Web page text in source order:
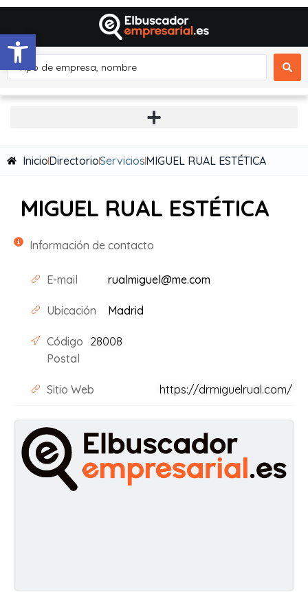
Abrir barra de herramientas
InicioDirectorioServiciosMIGUEL RUAL ESTÉTICA
MIGUEL RUAL ESTÉTICA
Información de contacto
E-mail rualmiguel@me.com
Ubicación Madrid
Código
Postal
28008
Sitio Web https://drmiguelrual.com/